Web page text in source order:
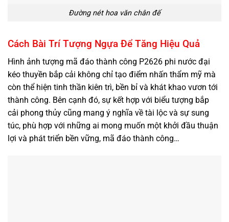
Đường nét hoa văn chân đế
Cách Bài Trí Tượng Ngựa Để Tăng Hiệu Quả
Hình ảnh tượng mã đáo thành công P2626 phi nước đại
kéo thuyền bắp cải không chỉ tạo điểm nhấn thẩm mỹ mà
còn thể hiện tinh thần kiên trì, bền bỉ và khát khao vươn tới
thành công. Bên cạnh đó, sự kết hợp với biểu tượng bắp
cải phong thủy cũng mang ý nghĩa về tài lộc và sự sung
túc, phù hợp với những ai mong muốn một khởi đầu thuận
lợi và phát triển bền vững, mã đáo thành công…